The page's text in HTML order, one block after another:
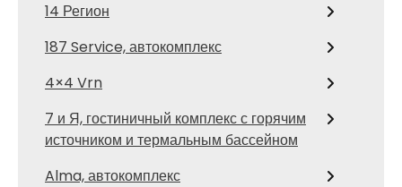
14 Регион
187 Service, автокомплекс
4×4 Vrn
7 и Я, гостиничный комплекс с горячим
источником и термальным бассейном
Alma, автокомплекс